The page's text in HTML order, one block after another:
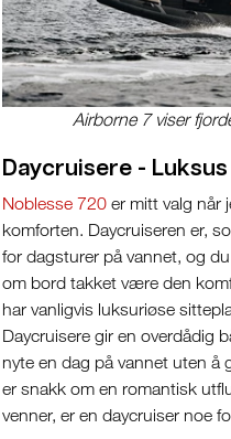
Airborne 7 viser
Daycruisere -
Noblesse 720 er mitt valg når
komforten. Daycruiseren er,
for dagsturer på vannet, og
om bord takket være den
har vanligvis luksuriøse
Daycruisere gir en overdådig
nyte en dag på vannet uten å
er snakk om en romantisk
venner, er en daycruiser noe